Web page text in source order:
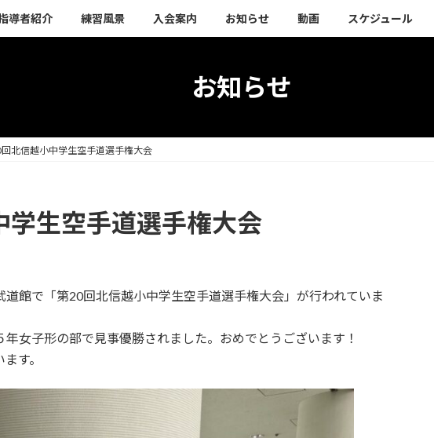
導者紹介 練習風景 入会案内 お知らせ 動画 スケジュール
お知らせ
北信越小中学生空手道選手権大会
生空手道選手権大会
館で「第20回北信越小中学生空手道選手権大会」が行われていま
女子形の部で見事優勝されました。おめでとうございます！
す。